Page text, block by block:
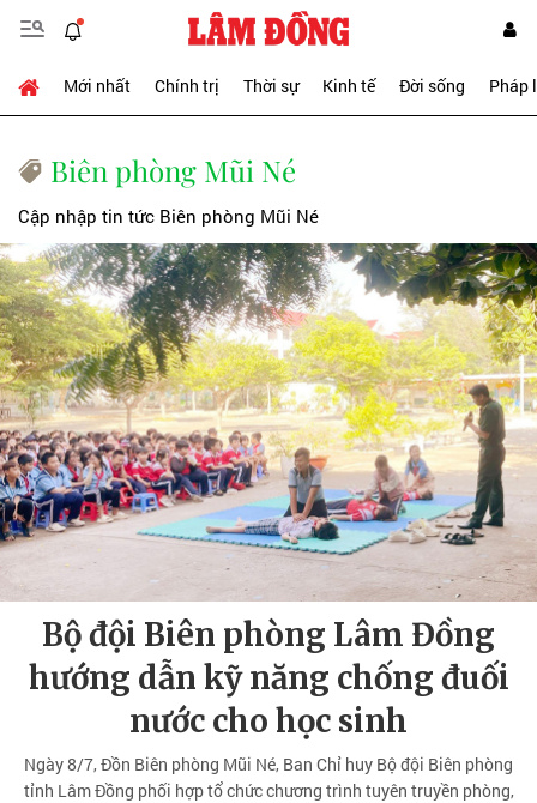
Mới nhất Chính trị Thời sự Kinh tế Đời sống Pháp
Biên phòng Mũi Né
Cập nhập tin tức Biên phòng Mũi Né
Bộ đội Biên phòng Lâm Đồng
hướng dẫn kỹ năng chống đuối
nước cho học sinh
Ngày 8/7, Đồn Biên phòng Mũi Né, Ban Chỉ huy Bộ đội Biên phòng
tỉnh Lâm Đồng phối hợp tổ chức chương trình tuyên truyền phòng,